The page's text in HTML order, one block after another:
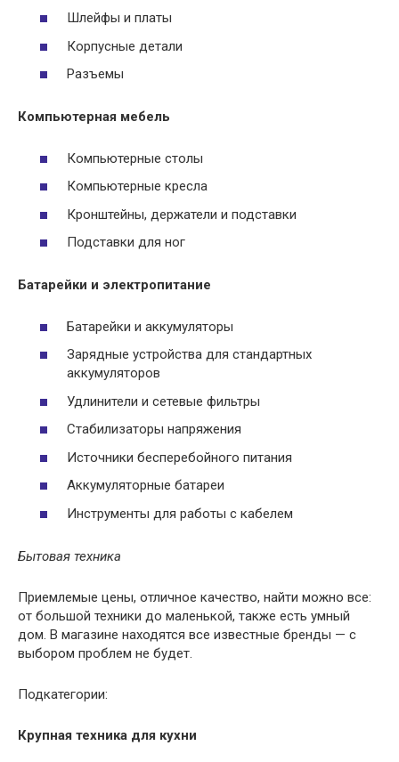
Шлейфы и платы
Корпусные детали
Разъемы
Компьютерная мебель
Компьютерные столы
Компьютерные кресла
Кронштейны, держатели и подставки
Подставки для ног
Батарейки и электропитание
Батарейки и аккумуляторы
Зарядные устройства для стандартных
аккумуляторов
Удлинители и сетевые фильтры
Стабилизаторы напряжения
Источники бесперебойного питания
Аккумуляторные батареи
Инструменты для работы с кабелем
Бытовая техника
Приемлемые цены, отличное качество, найти можно все:
от большой техники до маленькой, также есть умный
дом. В магазине находятся все известные бренды — с
выбором проблем не будет.
Подкатегории:
Крупная техника для кухни